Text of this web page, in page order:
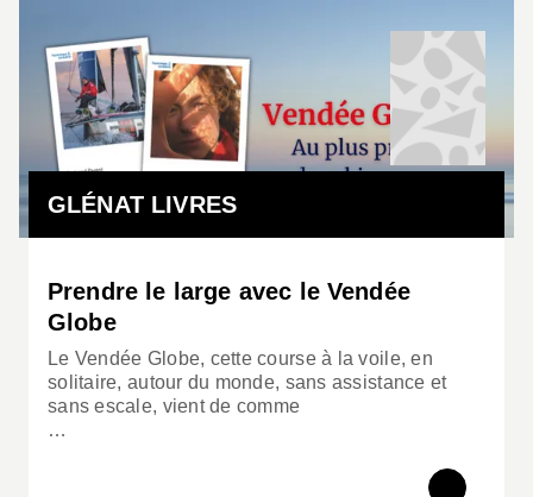
GLÉNAT LIVRES
Prendre le large avec le Vendée
Globe
Le Vendée Globe, cette course à la voile, en
solitaire, autour du monde, sans assistance et
sans escale, vient de comme
…